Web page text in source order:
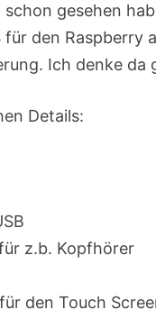
gesehen
den Raspberry
Ich denke
Details:
z.b. Kopfhörer
den Touch